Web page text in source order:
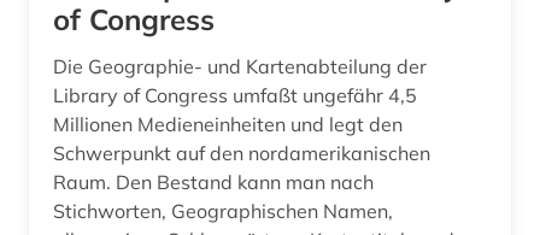
ökologie (1)
of Congress
Die Geographie- und Kartenabteilung der
Library of Congress umfaßt ungefähr 4,5
Millionen Medieneinheiten und legt den
Schwerpunkt auf den nordamerikanischen
Raum. Den Bestand kann man nach
Stichworten, Geographischen Namen,